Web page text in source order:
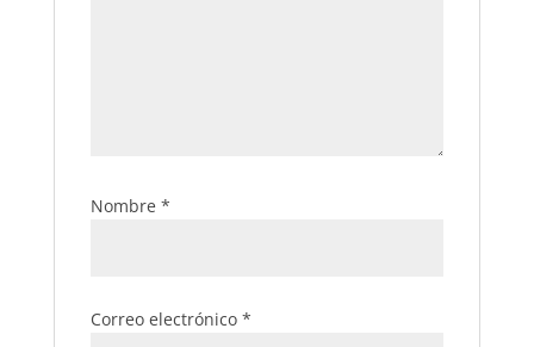
Nombre *
Correo electrónico *